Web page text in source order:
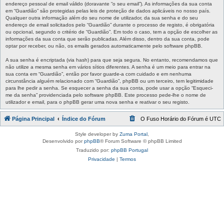
endereço pessoal de email válido (doravante “o seu email”). As informações da sua conta
em “Guardião” são protegidas pelas leis de proteção de dados aplicáveis no nosso país.
Qualquer outra informação além do seu nome de utilizador, da sua senha e do seu
endereço de email solicitados pelo “Guardião” durante o processo de registo, é obrigatória
ou opcional, segundo o critério de “Guardião”. Em todo o caso, tem a opção de escolher as
informações da sua conta que serão publicadas. Além disso, dentro da sua conta, pode
optar por receber, ou não, os emails gerados automaticamente pelo software phpBB.
A sua senha é encriptada (via hash) para que seja segura. No entanto, recomendamos que
não utilize a mesma senha em vários sítios diferentes. A senha é um meio para entrar na
sua conta em “Guardião”, então por favor guarde-a com cuidado e em nenhuma
circunstância alguém relacionado com “Guardião”, phpBB ou um terceiro, tem legitimidade
para lhe pedir a senha. Se esquecer a senha da sua conta, pode usar a opção “Esqueci-
me da senha” providenciada pelo software phpBB. Este processo pede-lhe o nome de
utilizador e email, para o phpBB gerar uma nova senha e reativar o seu registo.
Página Principal Índice do Fórum O Fuso Horário do Fórum é UTC
Style developer by Zuma Portal
Desenvolvido porphpBB® Forum Software © phpBB Limited
Traduzido por: phpBB Portugal
Privacidade | Termos